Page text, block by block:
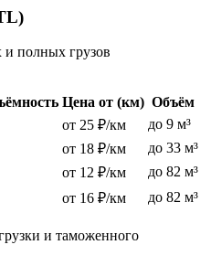
полных грузов
Цена от (км) Объём
от 25 ₽/км
до 9 м³
от 18 ₽/км
до 33 м³
от 12 ₽/км
до 82 м³
от 16 ₽/км до 82 м³
и таможенного